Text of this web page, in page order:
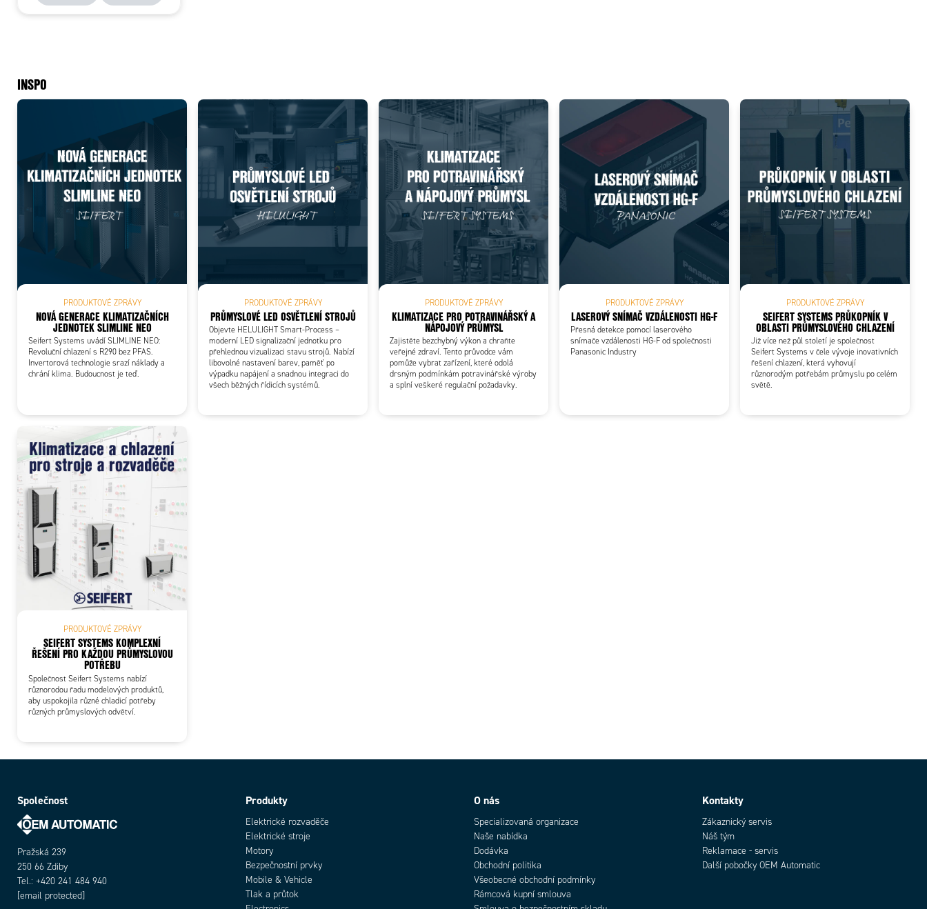
Add to existing cart row Add as new cart row
INSPO
PRODUKTOVÉ ZPRÁVY
NOVÁ GENERACE KLIMATIZAČNÍCH
JEDNOTEK SLIMLINE NEO
Seifert Systems uvádí SLIMLINE NEO:
Revoluční chlazení s R290 bez PFAS.
Invertorová technologie srazí náklady a
chrání klima. Budoucnost je teď.
PRODUKTOVÉ ZPRÁVY
PRŮMYSLOVÉ LED OSVĚTLENÍ STROJŮ
Objevte HELULIGHT Smart-Process –
moderní LED signalizační jednotku pro
přehlednou vizualizaci stavu strojů. Nabízí
libovolné nastavení barev, paměť po
výpadku napájení a snadnou integraci do
všech běžných řídicích systémů.
PRODUKTOVÉ ZPRÁVY
KLIMATIZACE PRO POTRAVINÁŘSKÝ A
NÁPOJOVÝ PRŮMYSL
Zajistěte bezchybný výkon a chraňte
veřejné zdraví. Tento průvodce vám
pomůže vybrat zařízení, které odolá
drsným podmínkám potravinářské výroby
a splní veškeré regulační požadavky.
PRODUKTOVÉ ZPRÁVY
LASEROVÝ SNÍMAČ VZDÁLENOSTI HG-F
Přesná detekce pomocí laserového
snímače vzdálenosti HG-F od společnosti
Panasonic Industry
PRODUKTOVÉ ZPRÁVY
SEIFERT SYSTEMS PRŮKOPNÍK V
OBLASTI PRŮMYSLOVÉHO CHLAZENÍ
Již více než půl století je společnost
Seifert Systems v čele vývoje inovativních
řešení chlazení, která vyhovují
různorodým potřebám průmyslu po celém
světě.
PRODUKTOVÉ ZPRÁVY
SEIFERT SYSTEMS KOMPLEXNÍ
ŘEŠENÍ PRO KAŽDOU PRŮMYSLOVOU
POTŘEBU
Společnost Seifert Systems nabízí
různorodou řadu modelových produktů,
aby uspokojila různé chladicí potřeby
různých průmyslových odvětví.
Společnost
Pražská 239
250 66 Zdiby
Tel.: +420 241 484 940
[email protected]
Produkty
Elektrické rozvaděče
Elektrické stroje
Motory
Bezpečnostní prvky
Mobile & Vehicle
Tlak a průtok
O nás
Specializovaná organizace
Naše nabídka
Dodávka
Obchodní politika
Všeobecné obchodní podmínky
Rámcová kupní smlouva
Kontakty
Zákaznický servis
Náš tým
Reklamace - servis
Další pobočky OEM Automatic